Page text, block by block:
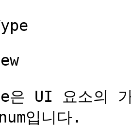
은 UI 요소의
입니다.